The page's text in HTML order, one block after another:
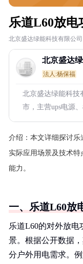
乐道L60放电
北京盛达绿能科技有限公司
北京盛达
法人:杨保福
北京盛达绿能科技
市，主营ups电源
介绍： 本文详细探讨乐
实际应用场景及技术
能力。
一、乐道L60放
乐道L60的对外放
景。根据公开数据
分户外用电需求。